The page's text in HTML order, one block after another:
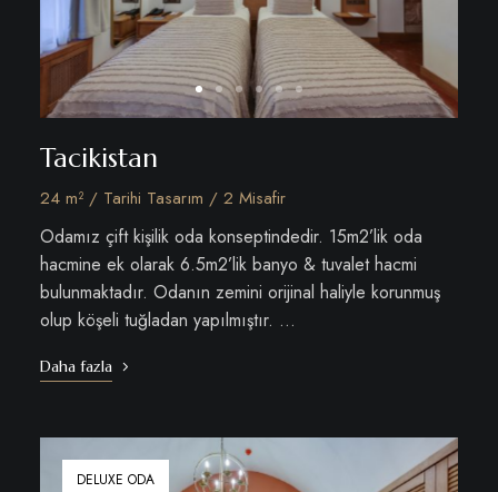
Tacikistan
24 m² / Tarihi Tasarım / 2 Misafir
Odamız çift kişilik oda konseptindedir. 15m2’lik oda
hacmine ek olarak 6.5m2’lik banyo & tuvalet hacmi
bulunmaktadır. Odanın zemini orijinal haliyle korunmuş
olup köşeli tuğladan yapılmıştır. …
Daha fazla
DELUXE ODA